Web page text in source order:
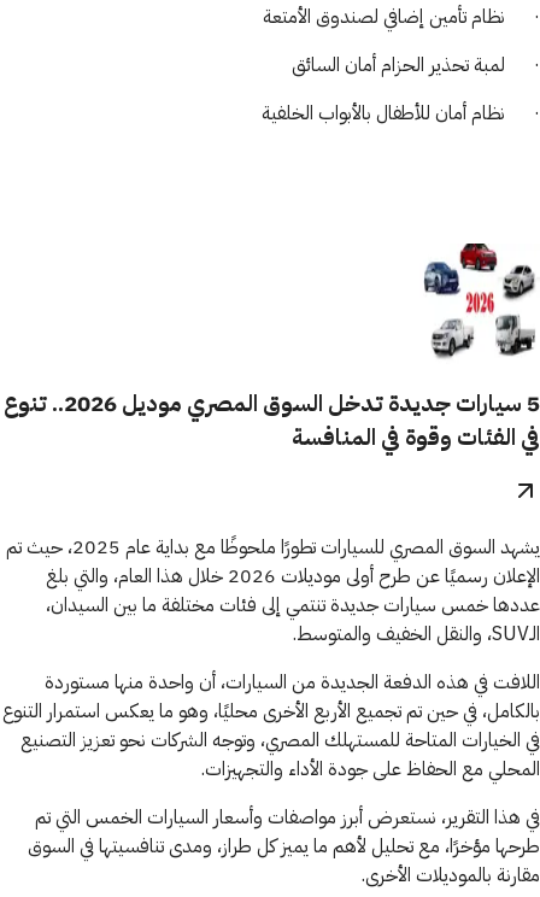
· نظام تأمين إضافي لصندوق الأمتعة
· لمبة تحذير الحزام أمان السائق
· نظام أمان للأطفال بالأبواب الخلفية
5 سيارات جديدة تدخل السوق المصري موديل 2026.. تنوع
في الفئات وقوة في المنافسة
يشهد السوق المصري للسيارات تطورًا ملحوظًا مع بداية عام 2025، حيث تم
الإعلان رسميًا عن طرح أولى موديلات 2026 خلال هذا العام، والتي بلغ
عددها خمس سيارات جديدة تنتمي إلى فئات مختلفة ما بين السيدان،
الـSUV، والنقل الخفيف والمتوسط.
اللافت في هذه الدفعة الجديدة من السيارات، أن واحدة منها مستوردة
بالكامل، في حين تم تجميع الأربع الأخرى محليًا، وهو ما يعكس استمرار التنوع
في الخيارات المتاحة للمستهلك المصري، وتوجه الشركات نحو تعزيز التصنيع
المحلي مع الحفاظ على جودة الأداء والتجهيزات.
في هذا التقرير، نستعرض أبرز مواصفات وأسعار السيارات الخمس التي تم
طرحها مؤخرًا، مع تحليل لأهم ما يميز كل طراز، ومدى تنافسيتها في السوق
مقارنة بالموديلات الأخرى.